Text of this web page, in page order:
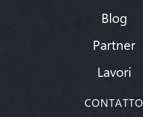
Blog
Partner
Lavori
CONTATTO